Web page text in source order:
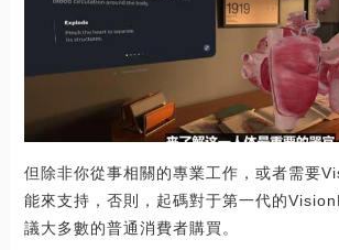
但除非你從事相關的專業工作，或者需要
能來支持，否則，起碼對于第一代的
議大多數的普通消費者購買。